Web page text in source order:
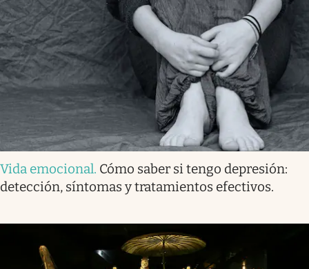
Vida emocional. Cómo saber si tengo depresión:
detección, síntomas y tratamientos efectivos.